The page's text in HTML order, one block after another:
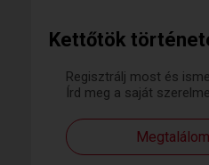
Kettőtök
Regisztrálj most és
Írd meg a saját